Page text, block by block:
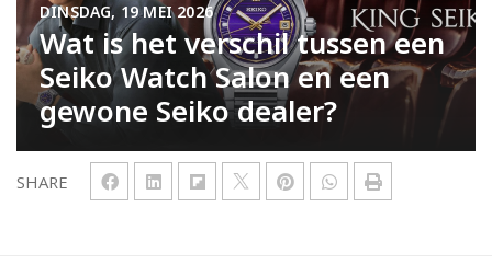
SHARE
Wat is het verschil tussen een
Seiko Watch Salon en een
gewone Seiko dealer?
DINSDAG, 19 MEI 2026